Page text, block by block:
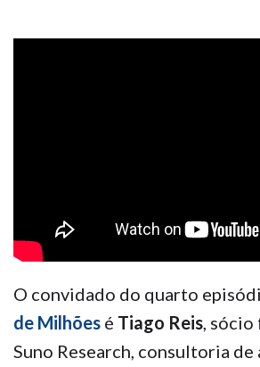
O convidado do quarto
de Milhões é Tiago Reis, sócio
Suno Research, consultoria de